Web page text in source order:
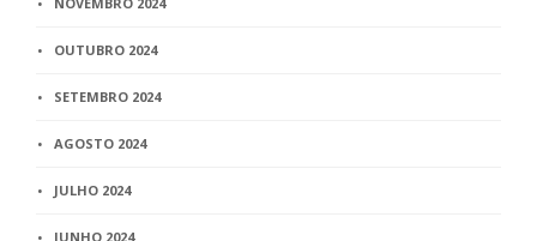
OUTUBRO 2024
SETEMBRO 2024
AGOSTO 2024
JULHO 2024
JUNHO 2024